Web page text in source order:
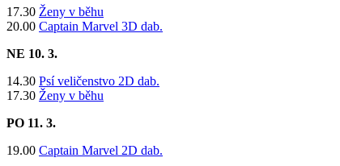
17.30 Ženy v běhu
20.00 Captain Marvel 3D dab.
NE 10. 3.
14.30 Psí veličenstvo 2D dab.
17.30 Ženy v běhu
PO 11. 3.
​19.00 Captain Marvel 2D dab.